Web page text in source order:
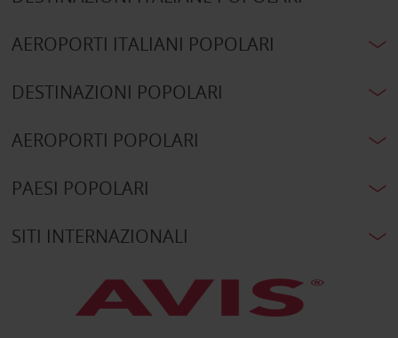
AEROPORTI ITALIANI POPOLARI
DESTINAZIONI POPOLARI
AEROPORTI POPOLARI
PAESI POPOLARI
SITI INTERNAZIONALI